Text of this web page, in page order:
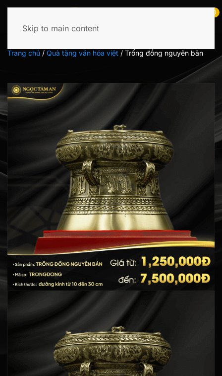
Skip to main content
Tìm
0
Trang chủ / Quà tặng văn hóa việt / Trống đồng nguyên bản